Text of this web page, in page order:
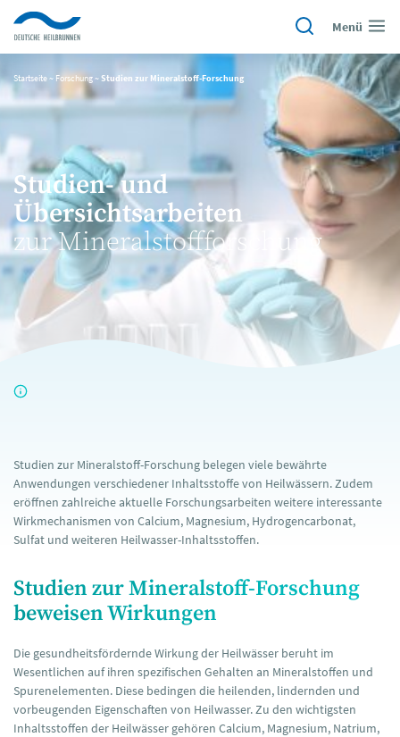
Menü
Startseite~ Forschung~ Studien zur Mineralstoff-Forschung
Studien- und
Übersichtsarbeiten
zur Mineralstoffforschung
Studien zur Mineralstoff-Forschung belegen viele bewährte
Anwendungen verschiedener Inhaltsstoffe von Heilwässern. Zudem
eröffnen zahlreiche aktuelle Forschungsarbeiten weitere interessante
Wirkmechanismen von Calcium, Magnesium, Hydrogencarbonat,
Sulfat und weiteren Heilwasser-Inhaltsstoffen.
Studien zur Mineralstoff-Forschung
beweisen Wirkungen
Die gesundheitsfördernde Wirkung der Heilwässer beruht im
Wesentlichen auf ihren spezifischen Gehalten an Mineralstoffen und
Spurenelementen. Diese bedingen die heilenden, lindernden und
vorbeugenden Eigenschaften von Heilwasser. Zu den wichtigsten
Inhaltsstoffen der Heilwässer gehören Calcium, Magnesium, Natrium,